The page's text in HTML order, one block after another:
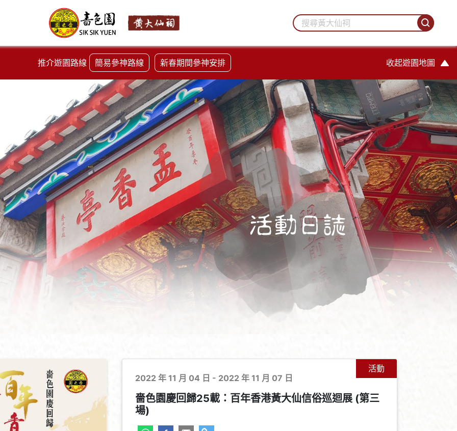
推介遊園路線 簡易參神路線 新春期間參神安排 收起遊園地圖
活動日誌
活動
2022 年 11 月 04 日 - 2022 年 11 月 07 日
嗇色園慶回歸25載：百年香港黃大仙信俗巡迴展 (第三
場)